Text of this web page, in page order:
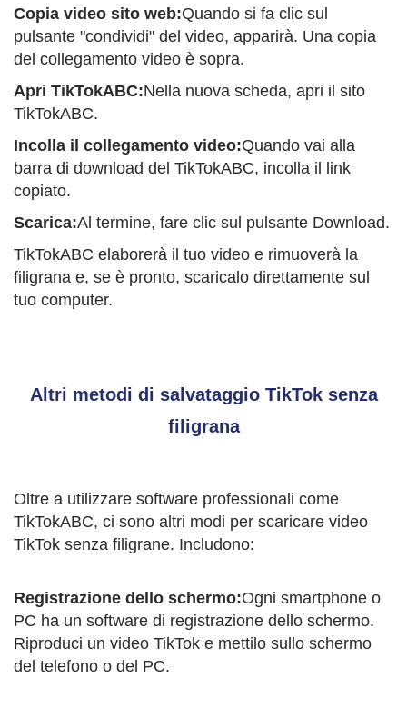
Copia video sito web:Quando si fa clic sul
pulsante "condividi" del video, apparirà. Una copia
del collegamento video è sopra.
Apri TikTokABC:Nella nuova scheda, apri il sito
TikTokABC.
Incolla il collegamento video:Quando vai alla
barra di download del TikTokABC, incolla il link
copiato.
Scarica:Al termine, fare clic sul pulsante Download.
TikTokABC elaborerà il tuo video e rimuoverà la
filigrana e, se è pronto, scaricalo direttamente sul
tuo computer.
Altri metodi di salvataggio TikTok senza
filigrana
Oltre a utilizzare software professionali come
TikTokABC, ci sono altri modi per scaricare video
TikTok senza filigrane. Includono:
Registrazione dello schermo:Ogni smartphone o
PC ha un software di registrazione dello schermo.
Riproduci un video TikTok e mettilo sullo schermo
del telefono o del PC.